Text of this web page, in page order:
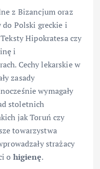
z Bizancjum oraz
Polski greckie i
Hipokratesa czy
i
Cechy lekarskie w
zasady
wymagały
stoletnich
jak Toruń czy
towarzystwa
strażacy
o higienę.